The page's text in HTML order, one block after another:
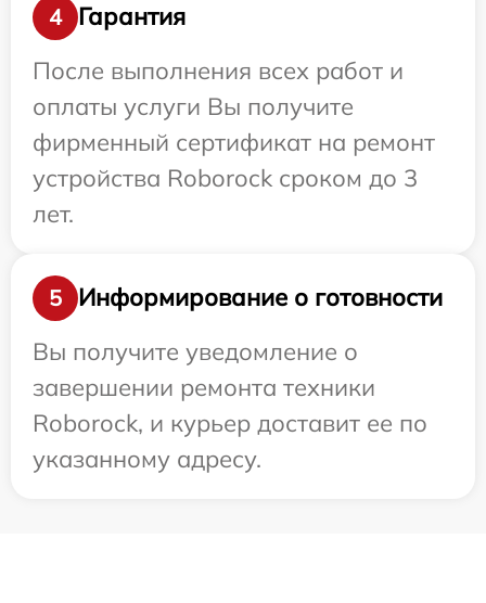
4
Гарантия
После выполнения всех работ и
оплаты услуги Вы получите
фирменный сертификат на ремонт
устройства Roborock сроком до 3
лет.
5
Информирование о готовности
Вы получите уведомление о
завершении ремонта техники
Roborock, и курьер доставит ее по
указанному адресу.